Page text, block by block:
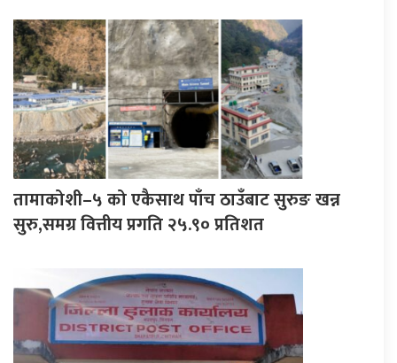
तामाकोशी–५ को एकैसाथ पाँच ठाउँबाट सुरुङ खन्न
सुरु,समग्र वित्तीय प्रगति २५.९० प्रतिशत